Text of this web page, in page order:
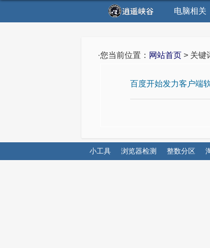
电脑相关
·您当前位置： 网站首页 > 关键
百度开始发力客户端
小工具 浏览器检测 整数分区